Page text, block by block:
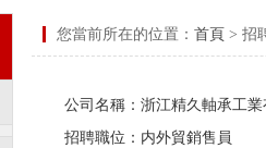
您當前所在的位置： 首頁 > 招
公司名稱： 浙江精久軸承工業
招聘職位： 内外貿銷售員